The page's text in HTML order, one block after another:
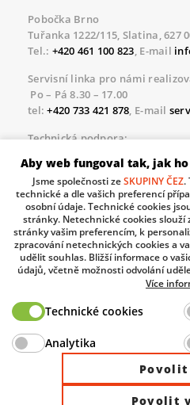
Pobočka Brno
Tuřanka 1222/115, Slatina, 627
Tel.: +420 461 100 823, E-mail
Servisní linka pro námi
Po – Pá 8.30 – 17.00
tel:+420 733 421 878, E-mail
Technická podpora:
Informace o zpracovávaných
The European Regional
Ministry of Industry and
support investment in your
© 2026
Aby web fungoval tak, jak
Jsme společnosti zeSKUPINY ČEZ.
technické a dle vašich preferencí
osobní údaje. Technické cookies
stránky. Netechnické cookies slouží
stránky vašim preferencím, k
zpracování netechnických cookies a
udělit souhlas. Bližší informace o
údajů, včetně možnosti odvolání
Více
Technické cookies
Analytika
Povolit
Povolit